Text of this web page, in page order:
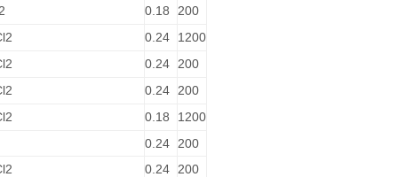
0.18
200
0.24
1200
0.24
200
0.24
200
0.18
1200
0.24
200
0.24 200